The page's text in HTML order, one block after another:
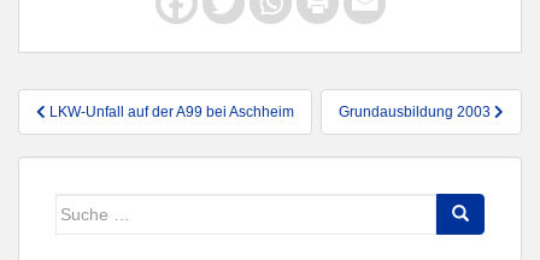
Beitragsnavigation
LKW-Unfall auf der A99 bei Aschheim Grundausbildung 2003
Suche